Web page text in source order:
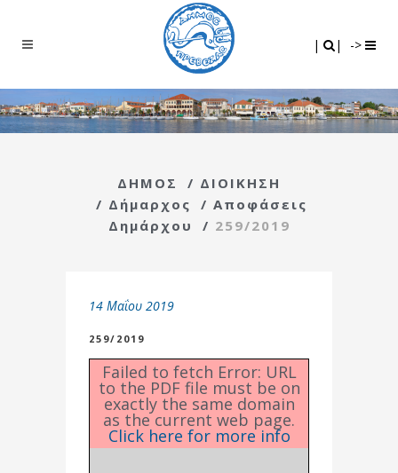
| | ->
ΔΗΜΟΣ / ΔΙΟΙΚΗΣΗ
/ Δήμαρχος / Αποφάσεις
Δημάρχου
/ 259/2019
14 Μαΐου 2019
259/2019
Failed to fetch Error: URL
to the PDF file must be on
exactly the same domain
as the current web page.
Click here for more info